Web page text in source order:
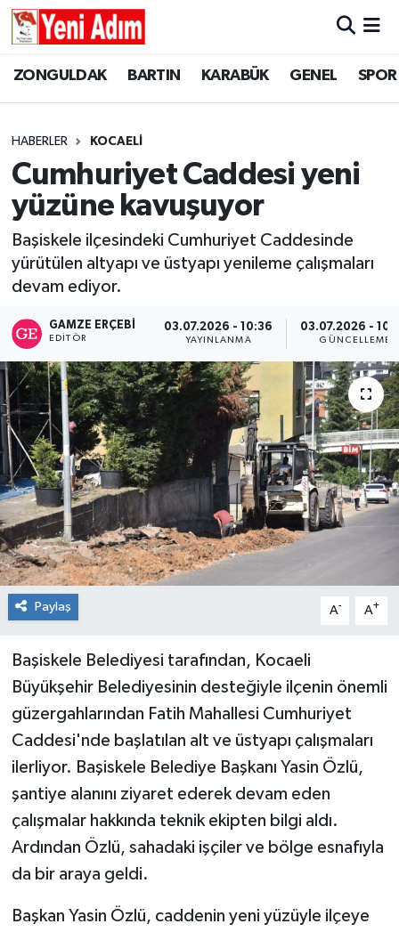
ZONGULDAK BARTIN KARABÜK GENEL SPOR
HABERLER KOCAELİ
Cumhuriyet Caddesi yeni
yüzüne kavuşuyor
Başiskele ilçesindeki Cumhuriyet Caddesinde
yürütülen altyapı ve üstyapı yenileme çalışmaları
devam ediyor.
GAMZE ERÇEBI
EDITÖR
03.07.2026 - 10:36
YAYINLANMA
03.07.2026 -
GÜNCELLEME
Paylaş A- A+
Başiskele Belediyesi tarafından, Kocaeli
Büyükşehir Belediyesinin desteğiyle ilçenin önemli
güzergahlarından Fatih Mahallesi Cumhuriyet
Caddesi'nde başlatılan alt ve üstyapı çalışmaları
ilerliyor. Başiskele Belediye Başkanı Yasin Özlü,
şantiye alanını ziyaret ederek devam eden
çalışmalar hakkında teknik ekipten bilgi aldı.
Ardından Özlü, sahadaki işçiler ve bölge esnafıyla
da bir araya geldi.
Başkan Yasin Özlü, caddenin yeni yüzüyle ilçeye
ZONGULDAK
GÜNCEL
SİYASET
RESMİ İLAN
ZONGULDAK
GENEL
SPOR
SİYASET
SAĞLIK
GÜNCEL
RESMİ İLAN
Künye
Zonguldak Hava Durumu
Süper Lig Puan Durumu ve Fikstür
Tüm Manşetler
Son Dakika Haberleri
Haber Arşivi